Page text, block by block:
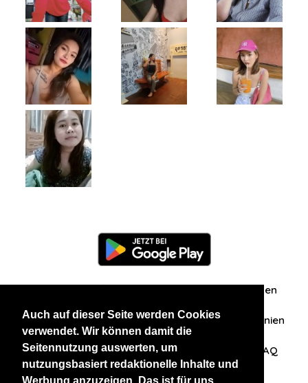
Auch auf dieser Seite werden Cookies
verwendet. Wir können damit die
Seitennutzung auswerten, um
nutzungsbasiert redaktionelle Inhalte und
Zuschriften/Erfahrungen
Datenschutzerklärung AGB Datenschutzrichtlinien
Nehmen Sie Kontakt mit uns auf FAQ